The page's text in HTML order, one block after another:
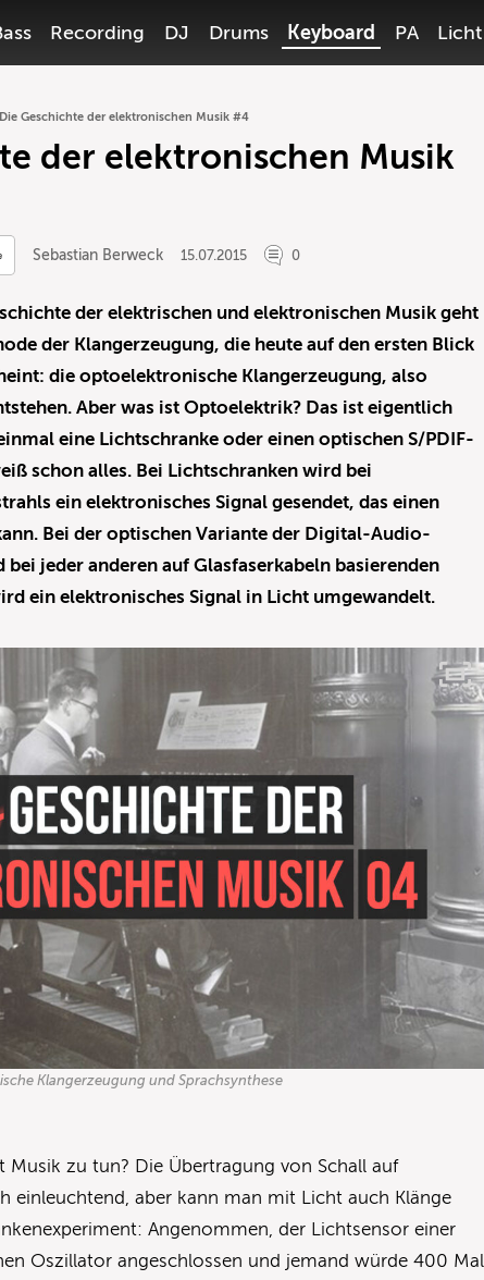
Recording DJ Drums Keyboard PA Licht
Die Geschichte der elektronischen Musik #4
der elektronischen Musik
Sebastian Berweck 15.07.2015 0
der elektrischen und elektronischen Musik geht
der Klangerzeugung, die heute auf den ersten Blick
die optoelektronische Klangerzeugung, also
Aber was ist Optoelektrik? Das ist eigentlich
eine Lichtschranke oder einen optischen S/PDIF-
schon alles. Bei Lichtschranken wird bei
ein elektronisches Signal gesendet, das einen
Bei der optischen Variante der Digital-Audio-
bei jeder anderen auf Glasfaserkabeln basierenden
ein elektronisches Signal in Licht umgewandelt.
Klangerzeugung und Sprachsynthese
Musik zu tun? Die Übertragung von Schall auf
einleuchtend, aber kann man mit Licht auch Klänge
Angenommen, der Lichtsensor einer
Oszillator angeschlossen und jemand würde 400 Mal